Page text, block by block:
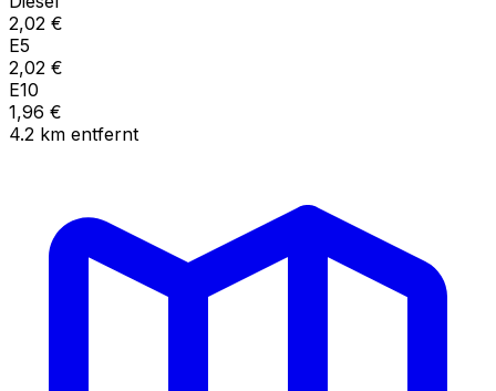
2,02 €
E5
2,02 €
E10
1,96 €
4.2 km entfernt